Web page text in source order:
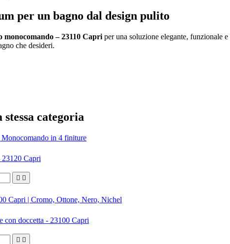
per un bagno dal design pulito
monocomando – 23110 Capri per una soluzione elegante, funzionale
che desideri.
categoria
Capri
 
con doccetta - 23100 Capri
 